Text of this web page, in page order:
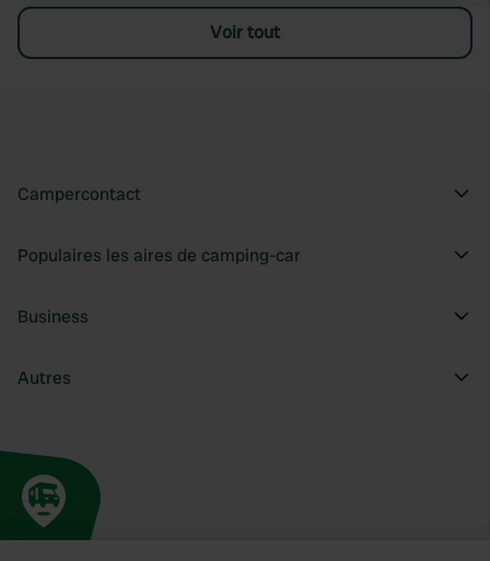
Voir tout
Campercontact
Populaires les aires de camping-car
Business
Autres